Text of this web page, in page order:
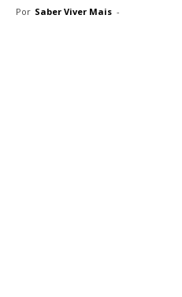
Por Saber Viver Mais -